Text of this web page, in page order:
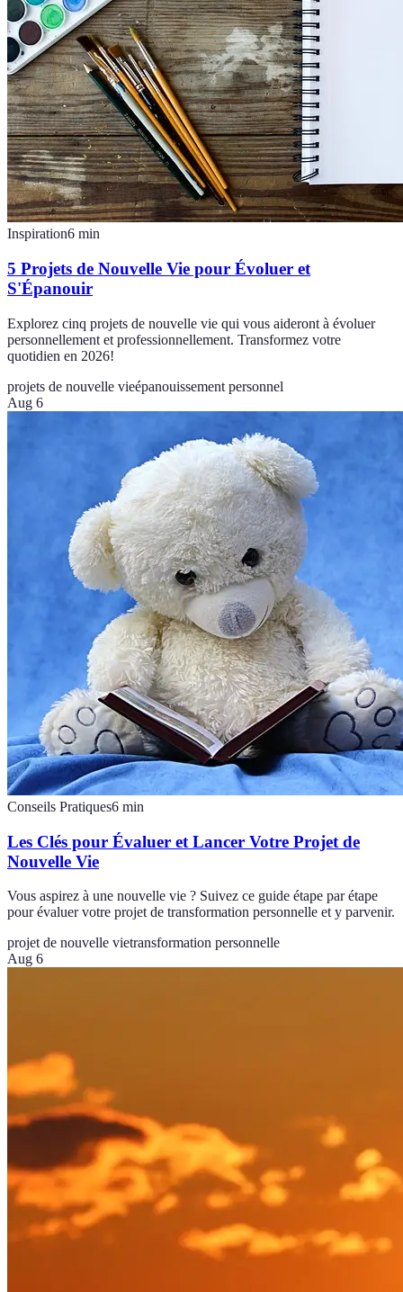
Inspiration6 min
5 Projets de Nouvelle Vie pour Évoluer et
S'Épanouir
Explorez cinq projets de nouvelle vie qui vous aideront à évoluer
personnellement et professionnellement. Transformez votre
quotidien en 2026!
projets de nouvelle vieépanouissement personnel
Aug 6
Conseils Pratiques6 min
Les Clés pour Évaluer et Lancer Votre Projet de
Nouvelle Vie
Vous aspirez à une nouvelle vie ? Suivez ce guide étape par étape
pour évaluer votre projet de transformation personnelle et y parvenir.
projet de nouvelle vietransformation personnelle
Aug 6